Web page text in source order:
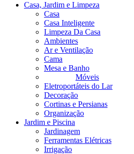
Casa, Jardim e Limpeza
Casa
Casa Inteligente
Limpeza Da Casa
Ambientes
Ar e Ventilação
Cama
Mesa e Banho
Móveis
Eletroportáteis do Lar
Decoração
Cortinas e Persianas
Organização
Jardim e Piscina
Jardinagem
Ferramentas Elétricas
Irrigação